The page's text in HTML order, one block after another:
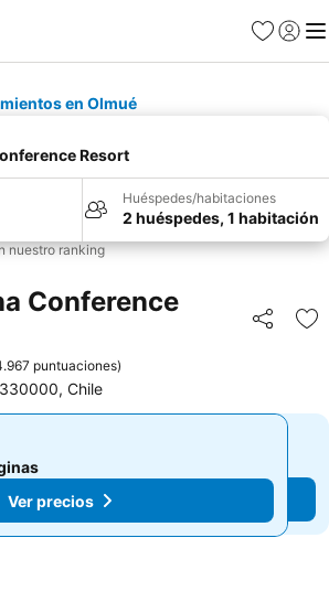
Favoritos
Iniciar
en Olmué
Resort
Huéspedes/habitaciones
2 huéspedes, 1 habitación
nuestro ranking
Conference
Compartir
puntuaciones)
Chile
Ver precios
Ver precios